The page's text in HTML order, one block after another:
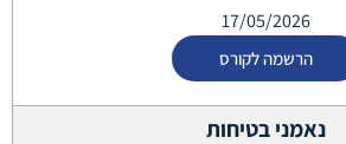
17/05/2026
הרשמה לקורס
נאמני בטיחות